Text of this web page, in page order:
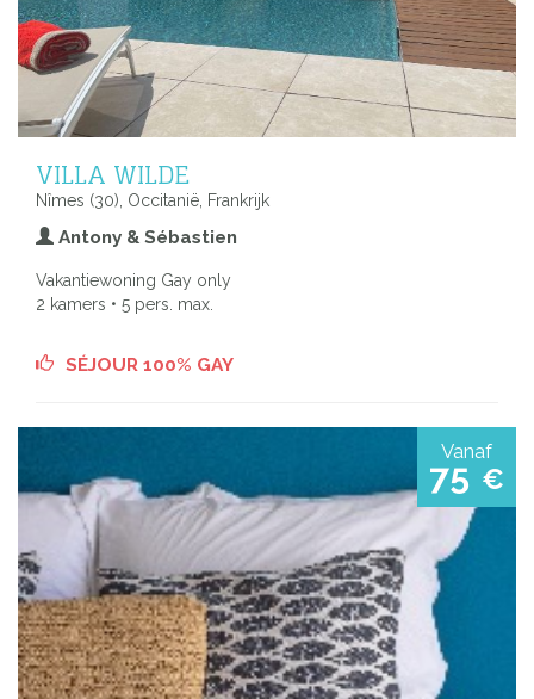
VILLA WILDE
Nîmes (30), Occitanië, Frankrijk
Antony & Sébastien
Vakantiewoning Gay only
2 kamers • 5 pers. max.
SÉJOUR 100% GAY
Vanaf
75 €